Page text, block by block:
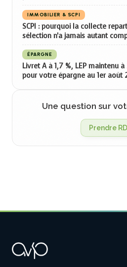
IMMOBILIER & SCPI
SCPI : pourquoi la collecte
sélection n'a jamais autant
ÉPARGNE
Livret A à 1,7 %, LEP maintenu
pour votre épargne au 1er août
Une question sur
Prendre